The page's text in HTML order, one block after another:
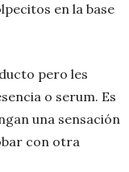
en la base
pero les
o serum. Es
una sensación
con otra